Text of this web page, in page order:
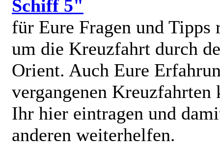
Schiff 5"
für Eure Fragen und Tipps
um die Kreuzfahrt durch
Orient. Auch Eure
vergangenen Kreuzfahrten
Ihr hier eintragen und
anderen weiterhelfen.